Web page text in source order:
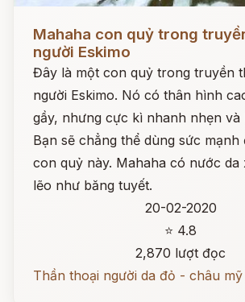
Mahaha con quỷ trong
người Eskimo
Đây là một con quỷ trong truyền
người Eskimo. Nó có thân hình
gầy, nhưng cực kì nhanh nhẹn và
Bạn sẽ chẳng thể dùng sức mạnh
con quỷ này. Mahaha có nước da
lẽo như băng tuyết.
20-02-2020
⭐ 4.8
2,870 lượt đọc
Thần thoại người da đỏ - châu